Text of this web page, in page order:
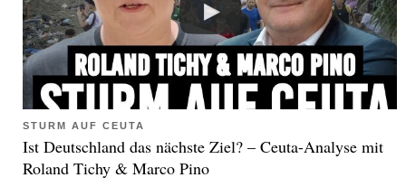
STURM AUF CEUTA
Ist Deutschland das nächste Ziel? – Ceuta-Analyse mit
Roland Tichy & Marco Pino